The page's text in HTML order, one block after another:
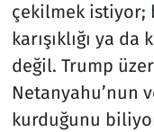
çekilmek istiyor;
karışıklığı ya
değil. Trump
Netanyahu’nun
kurduğunu